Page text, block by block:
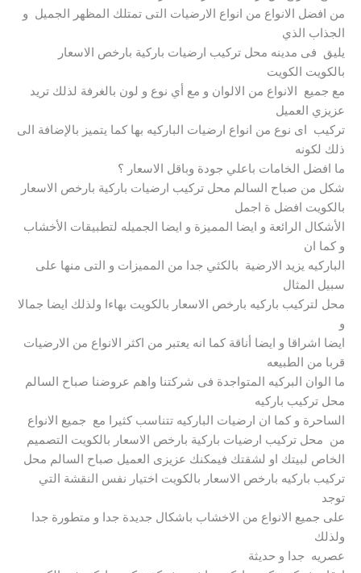
من افضل الانواع من انواع الارضيات التى تمتلك المظهر الجميل و
الجذاب الذي
يليق فى مدينه محل تركيب ارضيات باركية بارخص الاسعار
بالكويت الكويت
مع جميع الانواع من الالوان و مع أي نوع و لون بالغرفة لذلك تريد
عزيزي العميل
تركيب اى نوع من انواع ارضيات الباركيه بها كما يتميز بالإضافة الى
ذلك لكونه
ما افضل الخامات باعلي جودة وباقل الاسعار ؟
شكل من صباح السالم محل تركيب ارضيات باركية بارخص الاسعار
بالكويت افضل ة اجمل
الأشكال الرائعة و ايضا المميزة و ايضا الجميله لتطبيقات الأخشاب
و كما ان
الباركيه يزيد الارضية بالكثي جدا من المميزات و التى منها على
سبيل المثال
محل لتركيب باركيه بارخص الاسعار بالكويت بهاءا ولذلك ايضا جمالا
و
ايضا اشراقا و ايضا أناقة كما انه يعتبر من اكثر الانواع من الارضيات
قربا من الطبيعه
ما الوان البركيه المتواجدة فى شركتنا واهم عروضنا صباح السالم
محل تركيب باركيه
الساحرة و كما ان ارضيات الباركيه تتناسب كثيرا مع جميع الانواع
من محل تركيب ارضيات باركية بارخص الاسعار بالكويت التصميم
الخاص لبيتك او لشقتك فيمكنك عزيزى العميل صباح السالم محل
تركيب باركيه بارخص الاسعار بالكويت اختيار نفس النقشة التي
توجد
على جميع الانواع من الاخشاب باشكال جديدة جدا و متطورة جدا
ولذلك
عصريه جدا و حديثة